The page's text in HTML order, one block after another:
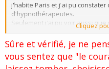
j'habite Paris et j'ai pu constater
d'hypnothérapeutes.
Seulement j'ai pu voir aussi
et parle d'hypnothérapeute
traditionnelle et analytique, de
méthode ESPERE.... certains
changement, d'autres dans la
Cliquez
Sûre et vérifié, je ne
vous sentez que "le